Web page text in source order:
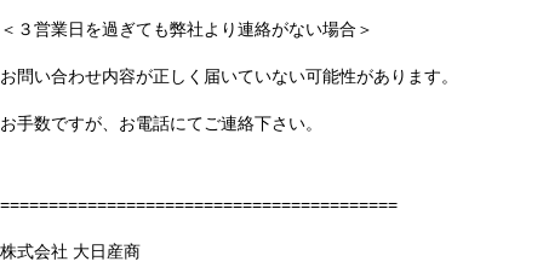
採用情報
＜３営業日を過ぎても弊社より連絡がない場合＞
お問い合わせ内容が正しく届いていない可能性があります。
お手数ですが、お電話にてご連絡下さい。
=========================================
株式会社 大日産商